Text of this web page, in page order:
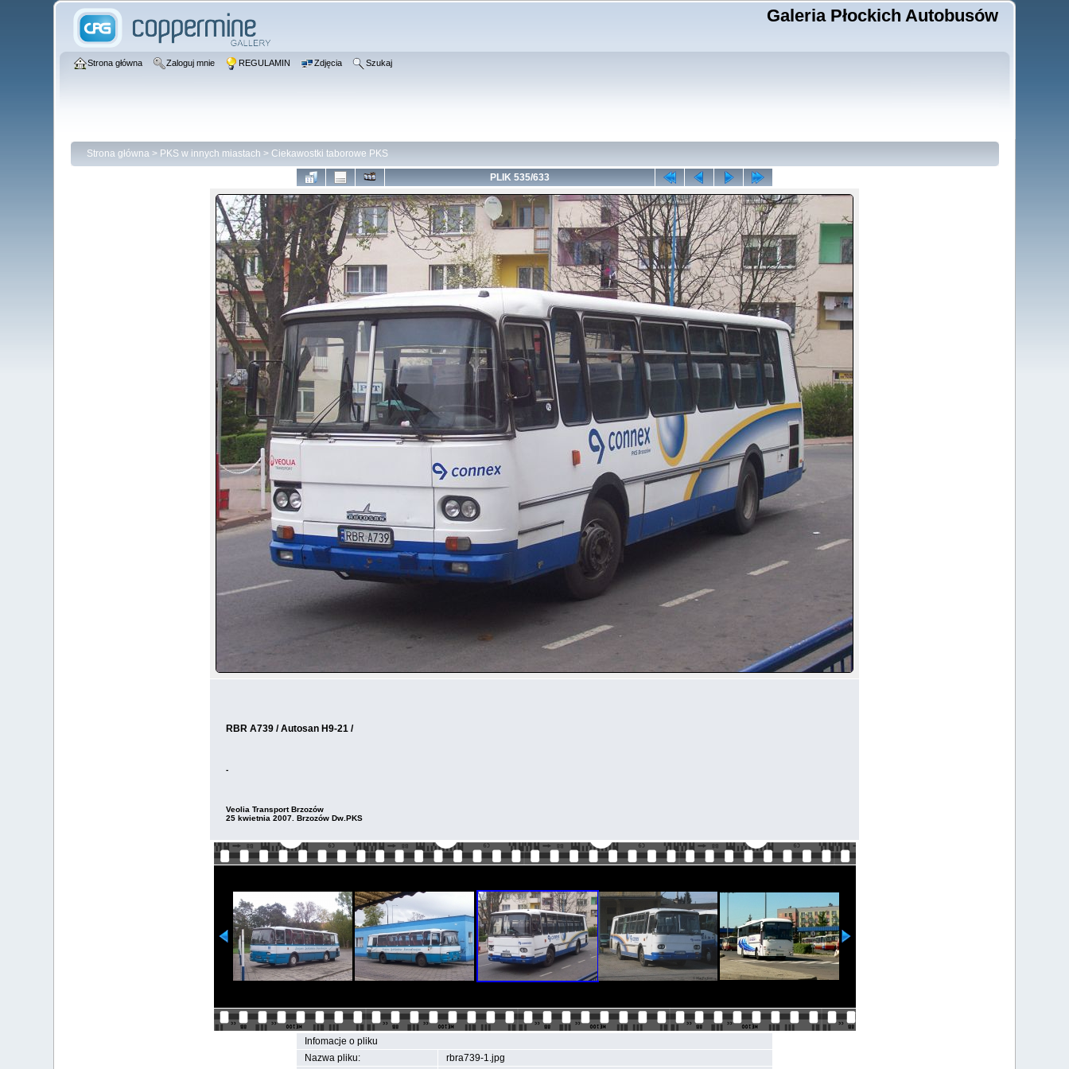
Galeria Płockich Autobusów
Strona główna Zaloguj mnie REGULAMIN Zdjęcia Szukaj
Strona główna> PKS w innych miastach > Ciekawostki taborowe PKS
PLIK 535/633
RBR A739 / Autosan H9-21 /
-
Veolia Transport Brzozów
25 kwietnia 2007. Brzozów Dw.PKS
Infomacje o pliku
Nazwa pliku:
rbra739-1.jpg